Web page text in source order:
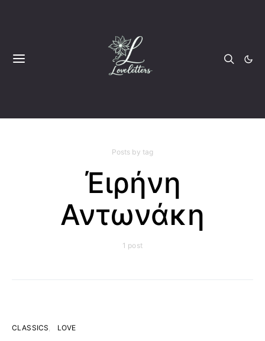
Posts by tag
Έιρήνη
Αντωνάκη
1 post
CLASSICS LOVE